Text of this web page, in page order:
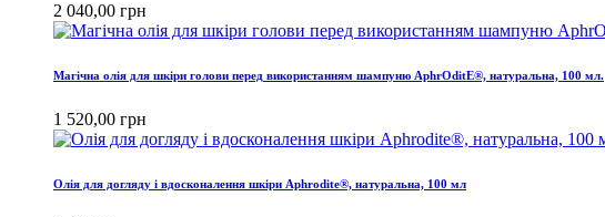
2 040,00 грн
Магічна олія для шкіри голови перед використанням шампуню AphrOditE®, натуральна, 100 мл.
1 520,00 грн
Олія для догляду і вдосконалення шкіри Aphrodite®, натуральна, 100 мл